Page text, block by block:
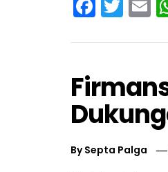
BySepta Palga